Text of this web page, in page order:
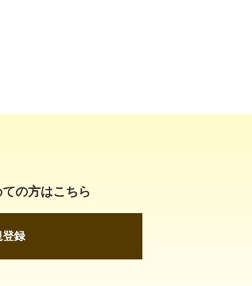
の方はこちら
登録